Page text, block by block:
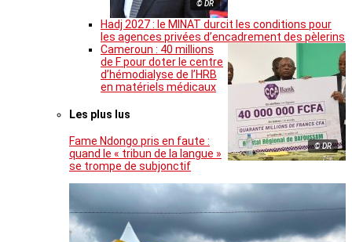
© DR
Hadj 2027 : le MINAT durcit les conditions pour
les agences privées d’encadrement des pèlerins
© DR
Cameroun : 40 millions
de F pour doter le centre
d’hémodialyse de l’HRB
en matériels médicaux
Les plus lus
Fame Ndongo pris en faute :
quand le « tribun de la langue »
se trompe de subjonctif